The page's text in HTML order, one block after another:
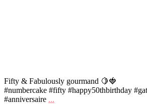
Fifty & Fabulously gourmand 🍋🍓
#numbercake #fifty #happy50thbirthday
#anniversaire ...